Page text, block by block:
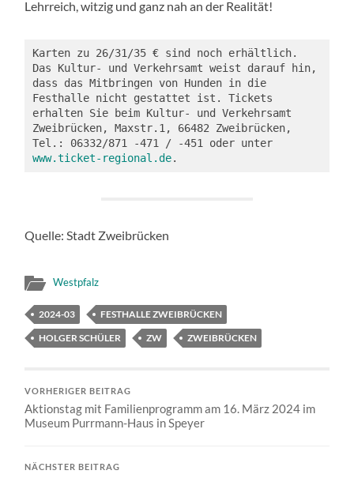
Lehrreich, witzig und ganz nah an der Realität!
Karten zu 26/31/35 € sind noch erhältlich.
Das Kultur- und Verkehrsamt weist darauf hin,
dass das Mitbringen von Hunden in die
Festhalle nicht gestattet ist. Tickets
erhalten Sie beim Kultur- und Verkehrsamt
Zweibrücken, Maxstr.1, 66482 Zweibrücken,
Tel.: 06332/871 -471 / -451 oder unter
www.ticket-regional.de.
Quelle: Stadt Zweibrücken
Westpfalz
2024-03
FESTHALLE ZWEIBRÜCKEN
HOLGER SCHÜLER
ZW ZWEIBRÜCKEN
VORHERIGER BEITRAG
Aktionstag mit Familienprogramm am 16. März 2024 im
Museum Purrmann-Haus in Speyer
NÄCHSTER BEITRAG